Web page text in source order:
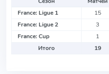
France: Ligue 1
15
France: Ligue 2
3
France: Cup
1
Итого
19